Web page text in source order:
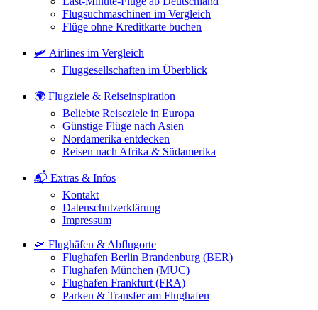
Flugsuchmaschinen im Vergleich
Flüge ohne Kreditkarte buchen
🛩️ Airlines im Vergleich
Fluggesellschaften im Überblick
🌍 Flugziele & Reiseinspiration
Beliebte Reiseziele in Europa
Günstige Flüge nach Asien
Nordamerika entdecken
Reisen nach Afrika & Südamerika
📬 Extras & Infos
Kontakt
Datenschutzerklärung
Impressum
🛫 Flughäfen & Abflugorte
Flughafen Berlin Brandenburg (BER)
Flughafen München (MUC)
Flughafen Frankfurt (FRA)
Parken & Transfer am Flughafen